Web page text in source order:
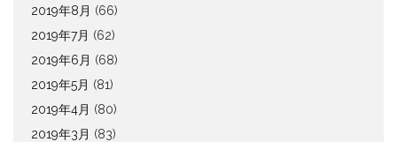
2019年8月 (66)
2019年7月 (62)
2019年6月 (68)
2019年5月 (81)
2019年4月 (80)
2019年3月 (83)